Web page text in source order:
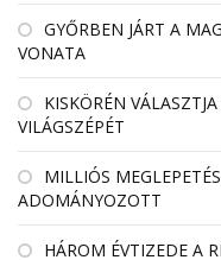
GYŐRBEN JÁRT A
VONATA
KISKÖRÉN
VILÁGSZÉPÉT
MILLIÓS
ADOMÁNYOZOTT
HÁROM ÉVTIZEDE A